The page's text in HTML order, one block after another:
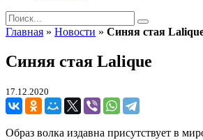
Главная » Новости » Синяя стая
Синяя стая Lalique
17.12.2020
Образ волка издавна присутствует в